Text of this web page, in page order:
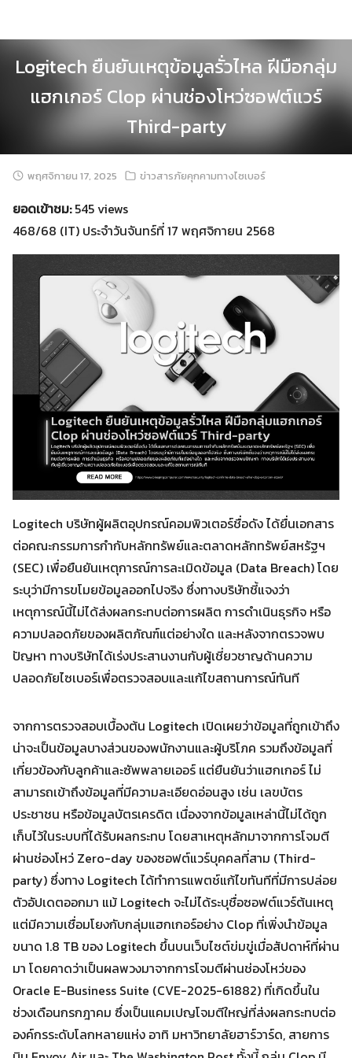
content
Search
for:
Logitech ยืนยันเหตุข้อมูลรั่วไหล ฝีมือกลุ่ม
แฮกเกอร์ Clop ผ่านช่องโหว่ซอฟต์แวร์
Third-party
พฤศจิกายน 17, 2025 ข่าวสารภัยคุกคามทางไซเบอร์
ยอดเข้าชม:545 views
468/68 (IT) ประจำวันจันทร์ที่ 17 พฤศจิกายน 2568
Logitech บริษัทผู้ผลิตอุปกรณ์คอมพิวเตอร์ชื่อดัง ได้ยื่นเอกสาร
ต่อคณะกรรมการกำกับหลักทรัพย์และตลาดหลักทรัพย์สหรัฐฯ
(SEC) เพื่อยืนยันเหตุการณ์การละเมิดข้อมูล (Data Breach) โดย
ระบุว่ามีการขโมยข้อมูลออกไปจริง ซึ่งทางบริษัทชี้แจงว่า
เหตุการณ์นี้ไม่ได้ส่งผลกระทบต่อการผลิต การดำเนินธุรกิจ หรือ
ความปลอดภัยของผลิตภัณฑ์แต่อย่างใด และหลังจากตรวจพบ
ปัญหา ทางบริษัทได้เร่งประสานงานกับผู้เชี่ยวชาญด้านความ
ปลอดภัยไซเบอร์เพื่อตรวจสอบและแก้ไขสถานการณ์ทันที
จากการตรวจสอบเบื้องต้น Logitech เปิดเผยว่าข้อมูลที่ถูกเข้าถึง
น่าจะเป็นข้อมูลบางส่วนของพนักงานและผู้บริโภค รวมถึงข้อมูลที่
เกี่ยวข้องกับลูกค้าและซัพพลายเออร์ แต่ยืนยันว่าแฮกเกอร์ ไม่
สามารถเข้าถึงข้อมูลที่มีความละเอียดอ่อนสูง เช่น เลขบัตร
ประชาชน หรือข้อมูลบัตรเครดิต เนื่องจากข้อมูลเหล่านี้ไม่ได้ถูก
เก็บไว้ในระบบที่ได้รับผลกระทบ โดยสาเหตุหลักมาจากการโจมตี
ผ่านช่องโหว่ Zero-day ของซอฟต์แวร์บุคคลที่สาม (Third-
party) ซึ่งทาง Logitech ได้ทำการแพตช์แก้ไขทันทีที่มีการปล่อย
ตัวอัปเดตออกมา แม้ Logitech จะไม่ได้ระบุชื่อซอฟต์แวร์ต้นเหตุ
แต่มีความเชื่อมโยงกับกลุ่มแฮกเกอร์อย่าง Clop ที่เพิ่งนำข้อมูล
ขนาด 1.8 TB ของ Logitech ขึ้นบนเว็บไซต์ข่มขู่เมื่อสัปดาห์ที่ผ่าน
มา โดยคาดว่าเป็นผลพวงมาจากการโจมตีผ่านช่องโหว่ของ
Oracle E-Business Suite (CVE-2025-61882) ที่เกิดขึ้นใน
ช่วงเดือนกรกฎาคม ซึ่งเป็นแคมเปญโจมตีใหญ่ที่ส่งผลกระทบต่อ
องค์กรระดับโลกหลายแห่ง อาทิ มหาวิทยาลัยฮาร์วาร์ด, สายการ